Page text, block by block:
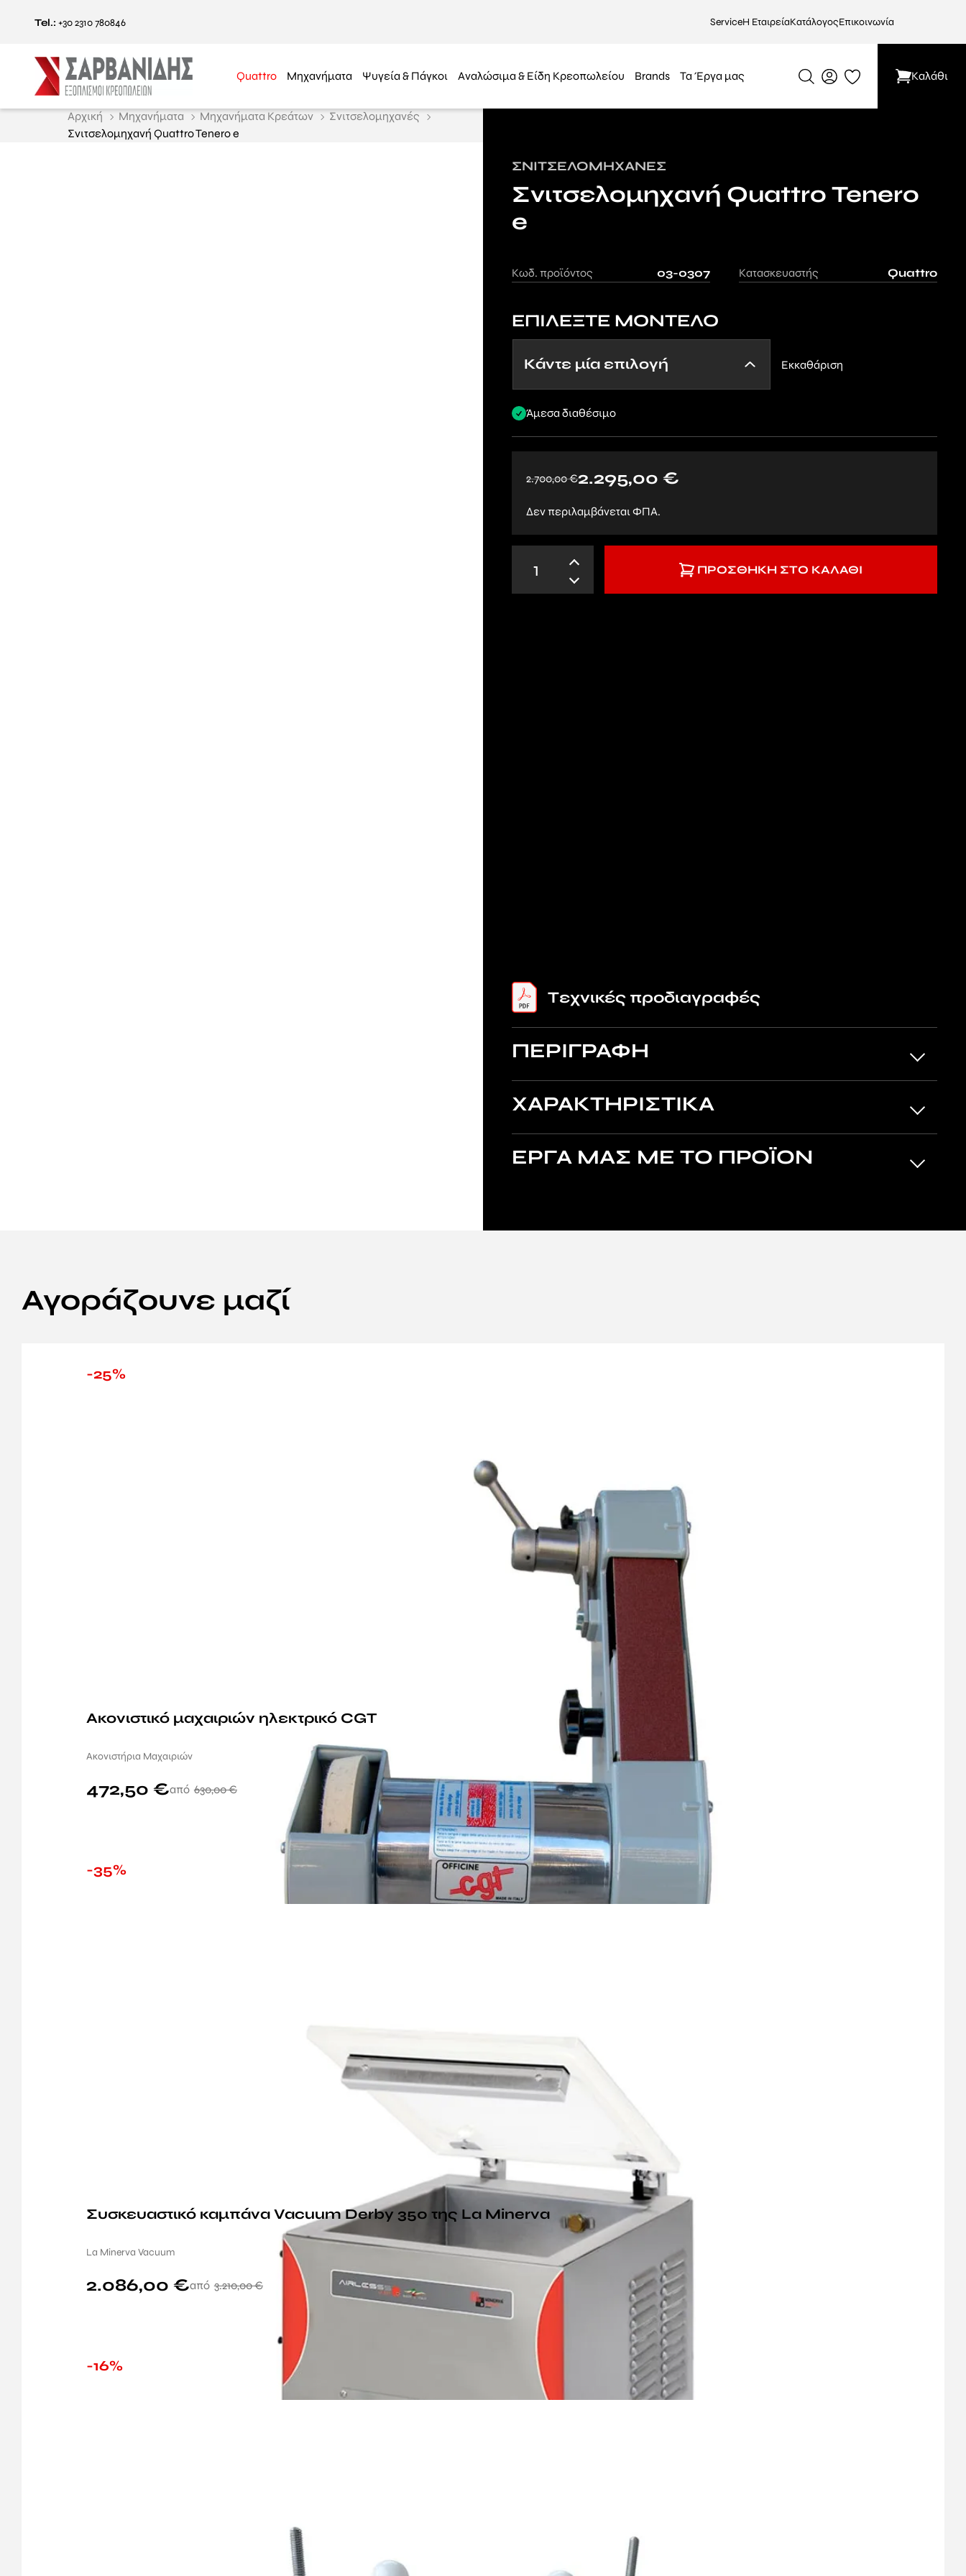
Tel.: +30 2310 780846 ServiceΗ ΕταιρείαΚατάλογοςΕπικοινωνία
Quattro Μηχανήματα Ψυγεία & Πάγκοι Αναλώσιμα & Είδη Κρεοπωλείου Brands Τα Έργα μας Καλάθι
Αρχική Μηχανήματα Μηχανήματα Κρεάτων
Σνιτσελομηχανές
Σνιτσελομηχανή Quattro Tenero e
ΣΝΙΤΣΕΛΟΜΗΧΑΝΈΣ
Σνιτσελομηχανή Quattro Tenero
e
Κωδ. προϊόντος 03-0307 Κατασκευαστής Quattro
ΕΠΙΛΕΞΤΕ ΜΟΝΤΕΛΟ
Εκκαθάριση
Άμεσα διαθέσιμο
2.700,00€2.295,00€
Δεν περιλαμβάνεται ΦΠΑ.
ΠΡΟΣΘΉΚΗ ΣΤΟ ΚΑΛΆΘΙ
Tεχνικές προδιαγραφές
ΠΕΡΙΓΡΑΦΗ
ΧΑΡΑΚΤΗΡΙΣΤΙΚΑ
ΕΡΓΑ ΜΑΣ ΜΕ ΤΟ ΠΡΟΪΟΝ
Αγοράζουνε μαζί
-25%
Ακονιστικό μαχαιριών ηλεκτρικό CGT
Ακονιστήρια Μαχαιριών
630,00€
472,50 €
-35%
Συσκευαστικό καμπάνα Vacuum Derby 350 της La Minerva
La Minerva Vacuum
3.210,00€
2.086,00 €
-16%